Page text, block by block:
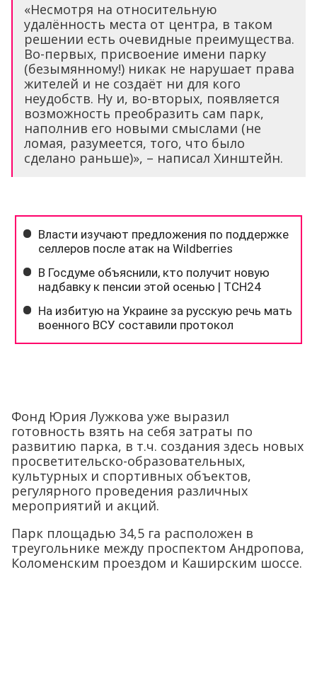
«Несмотря на относительную
удалённость места от центра, в таком
решении есть очевидные преимущества.
Во-первых, присвоение имени парку
(безымянному!) никак не нарушает права
жителей и не создаёт ни для кого
неудобств. Ну и, во-вторых, появляется
возможность преобразить сам парк,
наполнив его новыми смыслами (не
ломая, разумеется, того, что было
сделано раньше)», – написал Хинштейн.
Фонд Юрия Лужкова уже выразил
готовность взять на себя затраты по
развитию парка, в т.ч. создания здесь новых
просветительско-образовательных,
культурных и спортивных объектов,
регулярного проведения различных
мероприятий и акций.
Парк площадью 34,5 га расположен в
треугольнике между проспектом Андропова,
Коломенским проездом и Каширским шоссе.